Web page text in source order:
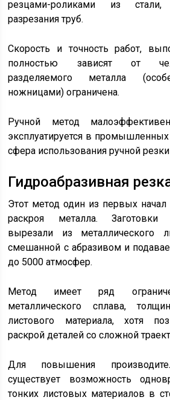
резцами-роликами из
разрезания труб.
Скорость и точность работ,
полностью зависят от
разделяемого металла
ножницами) ограничена.
Ручной метод
эксплуатируется в
сфера использования ручной
Гидроабразивная
Этот метод один из первых начал
раскроя металла.
вырезали из металлического
смешанной с абразивом и
до 5000 атмосфер.
Метод имеет ряд
металлического сплава,
листового материала, хотя
раскрой деталей со сложной
Для повышения
существует возможность
тонких листовых материалов в